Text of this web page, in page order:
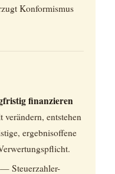
Konformismus
finanzieren
entstehen
ergebnisoffene
— Steuerzahler-